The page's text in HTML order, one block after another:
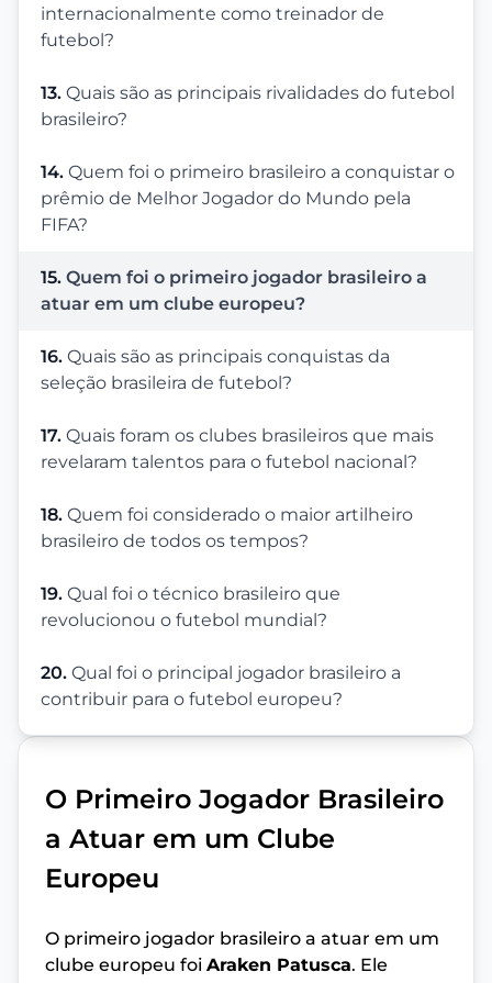
internacionalmente como treinador de
futebol?
13. Quais são as principais rivalidades do futebol
brasileiro?
14. Quem foi o primeiro brasileiro a conquistar o
prêmio de Melhor Jogador do Mundo pela
FIFA?
15. Quem foi o primeiro jogador brasileiro a
atuar em um clube europeu?
16. Quais são as principais conquistas da
seleção brasileira de futebol?
17. Quais foram os clubes brasileiros que mais
revelaram talentos para o futebol nacional?
18. Quem foi considerado o maior artilheiro
brasileiro de todos os tempos?
19. Qual foi o técnico brasileiro que
revolucionou o futebol mundial?
20. Qual foi o principal jogador brasileiro a
contribuir para o futebol europeu?
O Primeiro Jogador Brasileiro
a Atuar em um Clube
Europeu
O primeiro jogador brasileiro a atuar em um
clube europeu foi Araken Patusca. Ele